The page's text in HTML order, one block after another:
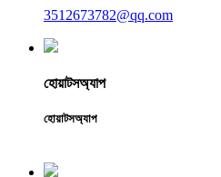
3512673782@qq.com
হোয়াটসঅ্যাপ
হোয়াটসঅ্যাপ